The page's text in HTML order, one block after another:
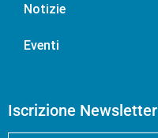
Notizie
Eventi
Iscrizione Newsletter